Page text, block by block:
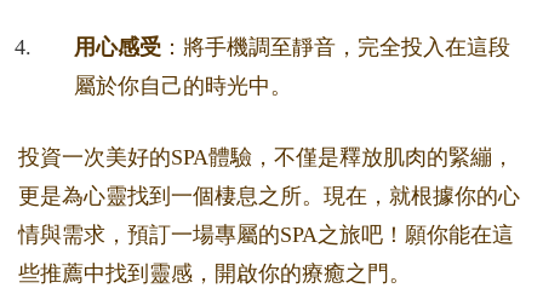
用心感受 ：將手機調至靜音，完全投入在這段
屬於你自己的時光中。
投資一次美好的SPA體驗，不僅是釋放肌肉的緊繃，
更是為心靈找到一個棲息之所。現在，就根據你的心
情與需求，預訂一場專屬的SPA之旅吧！願你能在這
些推薦中找到靈感，開啟你的療癒之門。